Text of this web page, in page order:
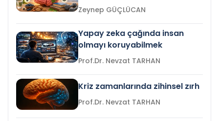
Zeynep GÜÇLÜCAN
Yapay zeka çağında insan
olmayı koruyabilmek
Prof.Dr. Nevzat TARHAN
Kriz zamanlarında zihinsel zırh
Prof.Dr. Nevzat TARHAN